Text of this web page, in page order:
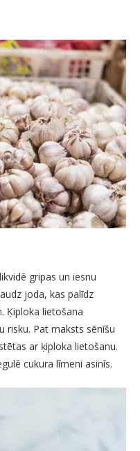
gripas un iesnu
joda, kas palīdz
Ķiploka lietošana
risku. Pat maksts sēnīšu
ar ķiploka lietošanu.
cukura līmeni asinīs.